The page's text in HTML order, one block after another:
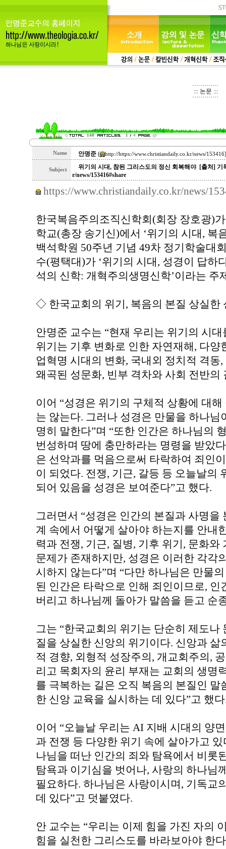
::: 논문 :::
140 1 4
Name 안명준( http://https://www.christiandaily.co.kr/news/153416)
Subject
위기의 시대, 참된 그리스도의 정신 회복해야 [출처]
r/news/153416#share
https://www.christiandaily.co.kr/news/
한국복음주의조직신학회(회장 장호광)
학교(총장 송기신)에서 ‘위기의 시대, 복
백석학원 50주년 기념 49차 정기학술대
수(평택대)가 ‘위기의 시대, 성경이 답하
석의 신학: 개혁주의생명신학’이라는 주
◇ 한국교회의 위기, 복음의 본질 상실한
안명준 교수는 “현재 우리는 위기의 시
위기는 기후 변화로 인한 자연재해, 다양
업혁명 시대의 변화, 국내외 정치적 격
왜곡된 성문화, 빈부 격차와 사회 전반의
이어 “성경은 위기의 구체적 상황에 대
는 않는다. 그러나 성경은 만물을 하나
명히 말한다”며 “또한 인간은 하나님의
번성하며 땅에 충만하라는 명령을 받았
은 선악과를 먹음으로써 타락하여 죄인
이 되었다. 전쟁, 기근, 갈등 등 오늘날의
되어 있음을 성경은 보여준다”고 했다.
그러면서 “성경은 인간의 본질과 사명을
계 속에서 어떻게 살아야 하는지를 안내
력과 전쟁, 기근, 질병, 기후 위기, 문화와
문제가 존재하지만, 성경은 이러한 각각
시하지 않는다”며 “다만 하나님은 만물
된 인간은 타락으로 인해 죄인이므로,
버리고 하나님께 돌아가 말씀을 듣고 순
그는 “한국교회의 위기는 단순히 제도나
질을 상실한 신앙의 위기이다. 신앙과
적 경향, 외형적 성장주의, 개교회주의,
리고 목회자의 윤리 부재는 교회의 생명
를 극복하는 길은 오직 복음의 본질인
한 신앙 교육을 실시하는 데 있다”고 했
이어 “오늘날 우리는 AI 지배 시대의 양
과 전쟁 등 다양한 위기 속에 살아가고
나님을 떠난 인간의 죄와 탐욕에서 비롯
탐욕과 이기심을 벗어나, 사랑의 하나님
필요하다. 하나님은 사랑이시며, 기독교
데 있다”고 덧붙였다.
안 교수는 “우리는 이제 힘을 가진 자의
힘을 실천한 그리스도를 바라보아야 한